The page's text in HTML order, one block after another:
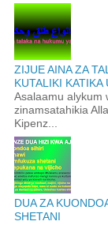
ZIJUE AINA ZA
KUTALIKI KATIKA
Asalaamu alykum
zinamsatahikia
Kipenz...
DUA ZA
SHETANI